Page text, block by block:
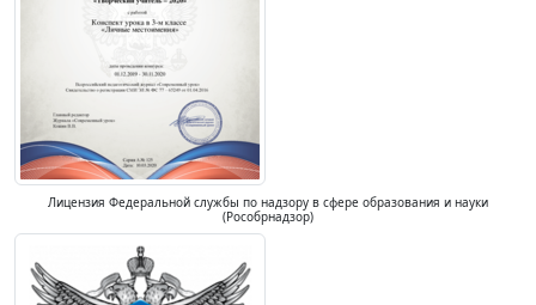
Лицензия Федеральной службы по надзору в сфере образования и науки
(Рособрнадзор)